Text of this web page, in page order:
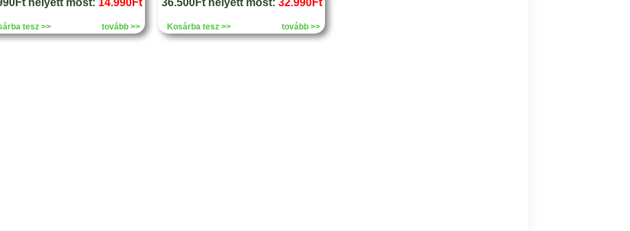
helyett most: 14.990Ft
tesz >> tovább >>
36.500Ft helyett most: 32.990Ft
Kosárba tesz >> tovább >>